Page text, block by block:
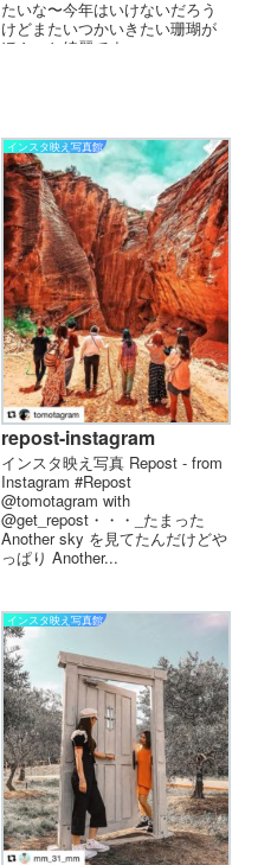
たいな〜今年はいけないだろう
けどまたいつかいきたい珊瑚が
ほんっと綺麗です...
インスタ映え写真館
repost-instagram
インスタ映え写真 Repost - from
Instagram #Repost
@tomotagram with
@get_repost・・・_ たまった
Another sky を見てたんだけど や
っぱり Another...
インスタ映え写真館